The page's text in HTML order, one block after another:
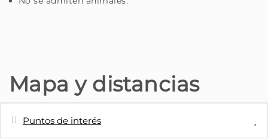
Mapa y distancias
Puntos de interés